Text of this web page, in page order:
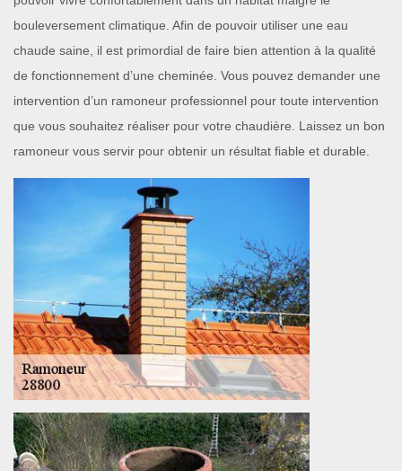
bouleversement climatique. Afin de pouvoir utiliser une eau
chaude saine, il est primordial de faire bien attention à la qualité
de fonctionnement d’une cheminée. Vous pouvez demander une
intervention d’un ramoneur professionnel pour toute intervention
que vous souhaitez réaliser pour votre chaudière. Laissez un bon
ramoneur vous servir pour obtenir un résultat fiable et durable.